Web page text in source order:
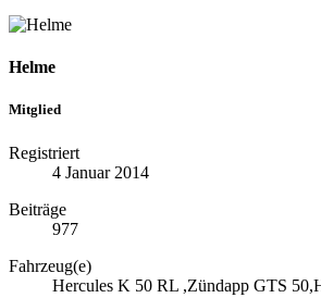
Helme
Mitglied
Registriert
4 Januar 2014
Beiträge
977
Fahrzeug(e)
Hercules K 50 RL ,Zündapp GTS